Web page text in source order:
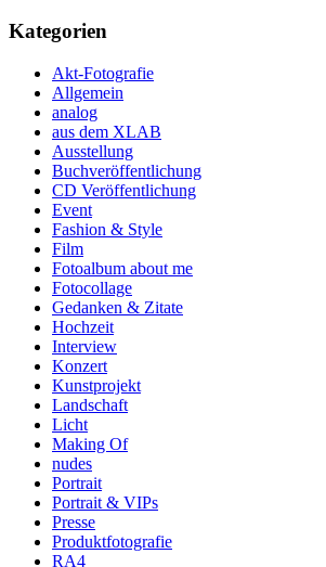
Kategorien
Akt-Fotografie
Allgemein
analog
aus dem XLAB
Ausstellung
Buchveröffentlichung
CD Veröffentlichung
Event
Fashion & Style
Film
Fotoalbum about me
Fotocollage
Gedanken & Zitate
Hochzeit
Interview
Konzert
Kunstprojekt
Landschaft
Licht
Making Of
nudes
Portrait
Portrait & VIPs
Presse
Produktfotografie
RA4